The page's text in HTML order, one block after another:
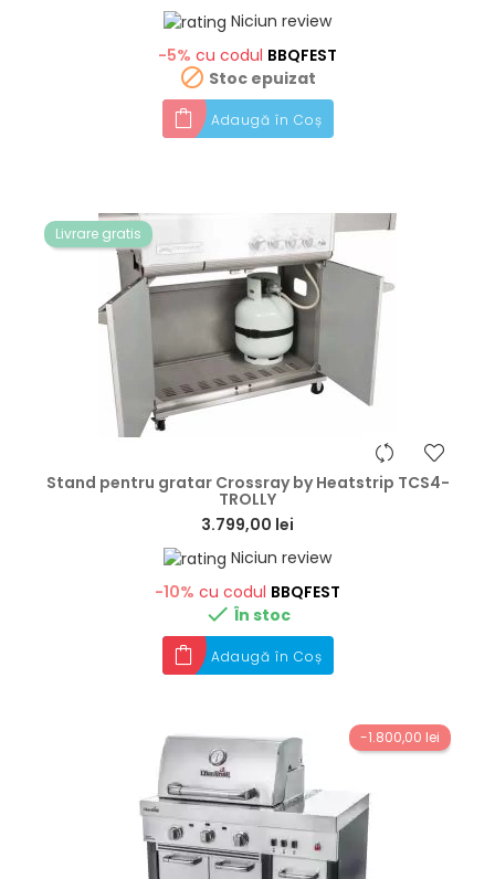
Niciun review
-5% cu codul BBQFEST
 Stoc epuizat
Adaugă în Coș
Livrare gratis
Stand pentru gratar Crossray by Heatstrip TCS4-
TROLLY
3.799,00 lei
Niciun review
-10% cu codul BBQFEST
 În stoc
Adaugă în Coș
-1.800,00 lei